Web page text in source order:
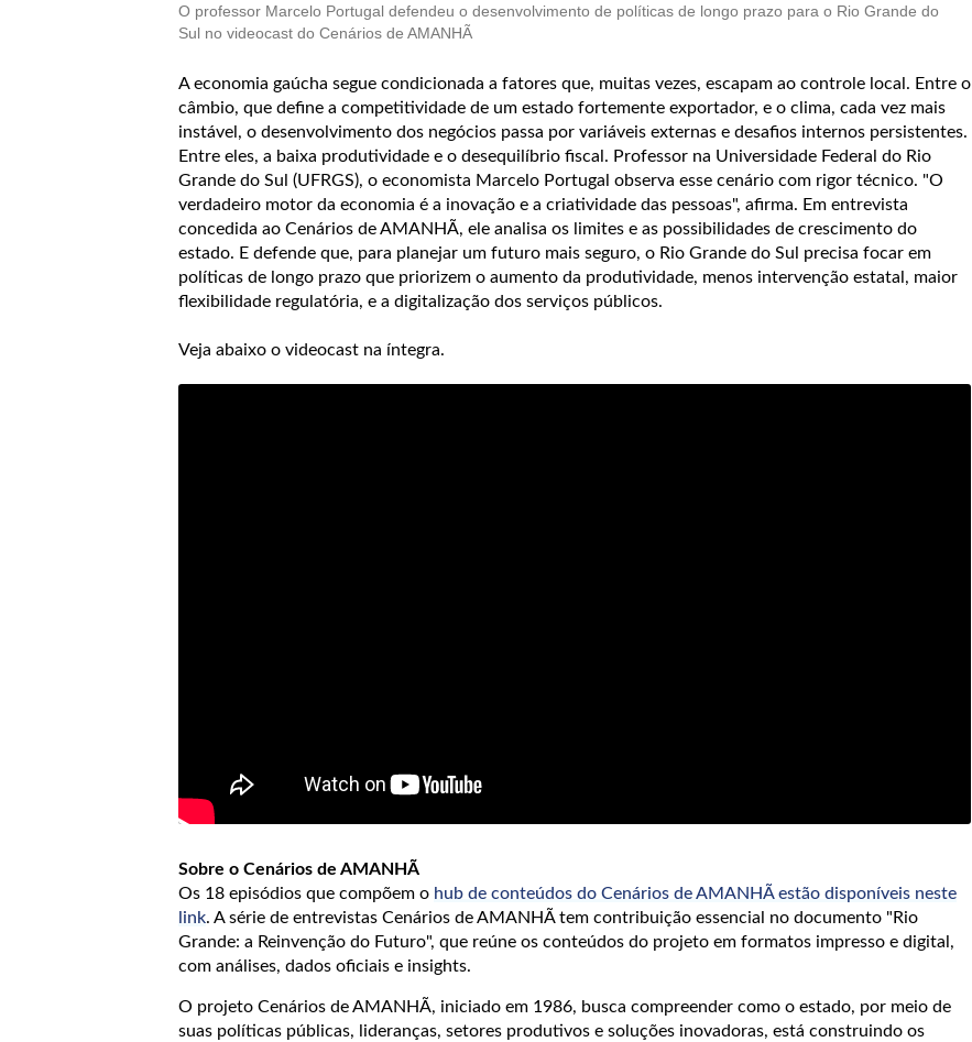
O professor Marcelo Portugal defendeu o desenvolvimento de políticas de longo prazo para o Rio Grande do
Sul no videocast do Cenários de AMANHÃ
A economia gaúcha segue condicionada a fatores que, muitas vezes, escapam ao controle local. Entre o
câmbio, que define a competitividade de um estado fortemente exportador, e o clima, cada vez mais
instável, o desenvolvimento dos negócios passa por variáveis externas e desafios internos persistentes.
Entre eles, a baixa produtividade e o desequilíbrio fiscal. Professor na Universidade Federal do Rio
Grande do Sul (UFRGS), o economista Marcelo Portugal observa esse cenário com rigor técnico. "O
verdadeiro motor da economia é a inovação e a criatividade das pessoas", afirma. Em entrevista
concedida ao Cenários de AMANHÃ, ele analisa os limites e as possibilidades de crescimento do
estado. E defende que, para planejar um futuro mais seguro, o Rio Grande do Sul precisa focar em
políticas de longo prazo que priorizem o aumento da produtividade, menos intervenção estatal, maior
flexibilidade regulatória, e a digitalização dos serviços públicos.
Veja abaixo o videocast na íntegra.
Sobre o Cenários de AMANHÃ
Os 18 episódios que compõem o hub de conteúdos do Cenários de AMANHÃ estão disponíveis neste
link. A série de entrevistas Cenários de AMANHÃ tem contribuição essencial no documento "Rio
Grande: a Reinvenção do Futuro", que reúne os conteúdos do projeto em formatos impresso e digital,
com análises, dados oficiais e insights.
O projeto Cenários de AMANHÃ, iniciado em 1986, busca compreender como o estado, por meio de
suas políticas públicas, lideranças, setores produtivos e soluções inovadoras, está construindo os